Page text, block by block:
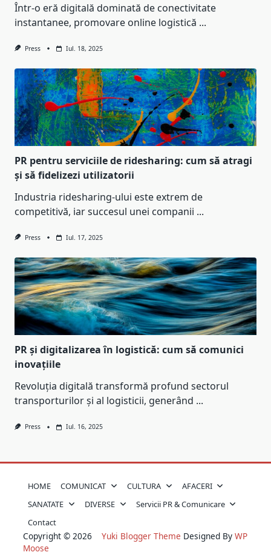
Într-o eră digitală dominată de conectivitate
instantanee, promovare online logistică ...
Press Iul. 18, 2025
PR pentru serviciile de ridesharing: cum să atragi
și să fidelizezi utilizatorii
Industria ridesharing-ului este extrem de
competitivă, iar succesul unei companii ...
Press Iul. 17, 2025
PR și digitalizarea în logistică: cum să comunici
inovațiile
Revoluția digitală transformă profund sectorul
transporturilor și al logisticii, generând ...
Press Iul. 16, 2025
HOME COMUNICAT CULTURA
AFACERI
SANATATE
DIVERSE
Servicii PR & Comunicare
Contact
Copyright © 2026 Yuki Blogger Theme Designed By WP
Moose